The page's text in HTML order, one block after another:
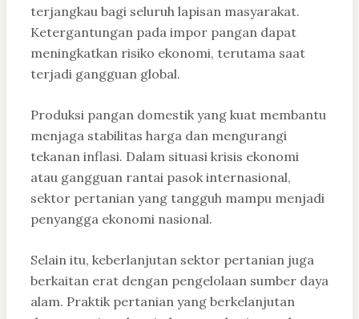
terjangkau bagi seluruh lapisan masyarakat.
Ketergantungan pada impor pangan dapat
meningkatkan risiko ekonomi, terutama saat
terjadi gangguan global.
Produksi pangan domestik yang kuat membantu
menjaga stabilitas harga dan mengurangi
tekanan inflasi. Dalam situasi krisis ekonomi
atau gangguan rantai pasok internasional,
sektor pertanian yang tangguh mampu menjadi
penyangga ekonomi nasional.
Selain itu, keberlanjutan sektor pertanian juga
berkaitan erat dengan pengelolaan sumber daya
alam. Praktik pertanian yang berkelanjutan